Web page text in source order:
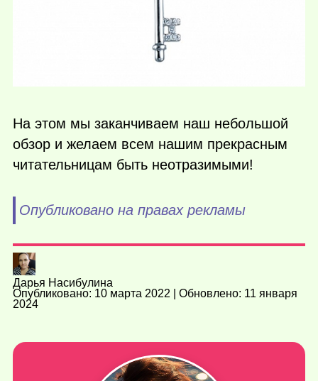
На этом мы заканчиваем наш небольшой
обзор и желаем всем нашим прекрасным
читательницам быть неотразимыми!
Опубликовано на правах рекламы
Дарья Насибулина
Опубликовано: 10 марта 2022 | Обновлено: 11 января
2024